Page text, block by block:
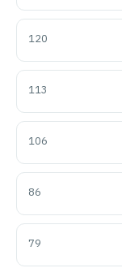
120
113
106
86
79